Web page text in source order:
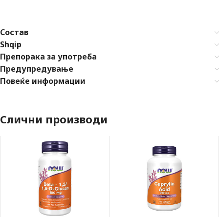
Состав
Shqip
Препорака за употреба
Предупредување
Повеќе информации
Слични производи